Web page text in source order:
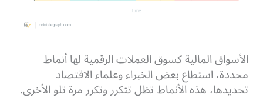
الأسواق المالية كسوق العملات الرقمية لها أنماط
محددة، استطاع بعض الخبراء وعلماء الاقتصاد
تحديدها، هذه الأنماط تظل تتكرر وتكرر مرة تلو الأخرى.